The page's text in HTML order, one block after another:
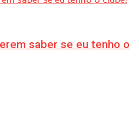
saber se eu tenho o